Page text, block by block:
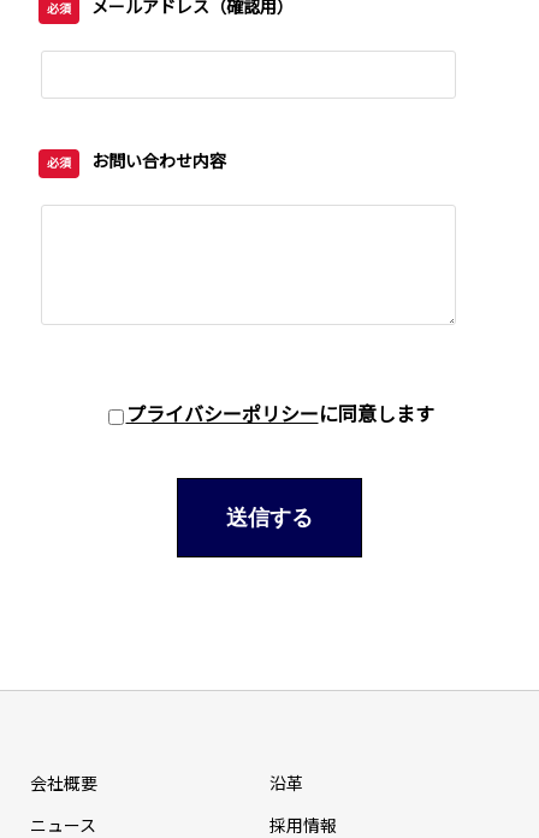
必須 メールアドレス（確認用）
必須 お問い合わせ内容
プライバシーポリシーに同意します
会社概要
ニュース
沿革
採⽤情報